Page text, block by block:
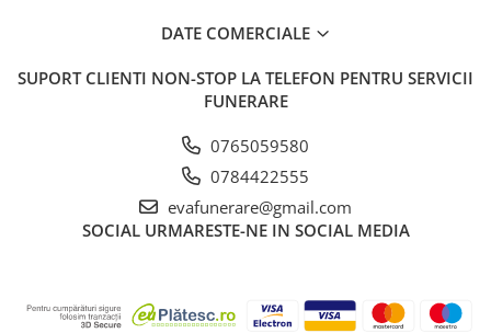
DATE COMERCIALE
SUPORT CLIENTI NON-STOP LA TELEFON PENTRU SERVICII
FUNERARE
0765059580
0784422555
evafunerare@gmail.com
SOCIAL URMARESTE-NE IN SOCIAL MEDIA